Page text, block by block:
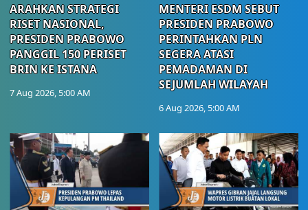
ARAHKAN STRATEGI
RISET NASIONAL,
PRESIDEN PRABOWO
PANGGIL 150 PERISET
BRIN KE ISTANA
7 Aug 2026, 5:00 AM
MENTERI ESDM SEBUT
PRESIDEN PRABOWO
PERINTAHKAN PLN
SEGERA ATASI
PEMADAMAN DI
SEJUMLAH WILAYAH
6 Aug 2026, 5:00 AM